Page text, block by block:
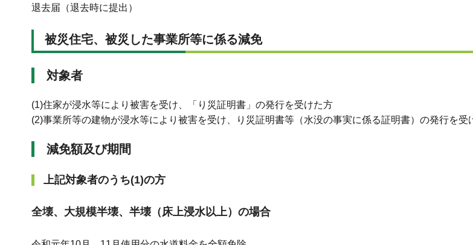
退去届（退去時に提出）
被災住宅、被災した事業所等に係る減免
対象者
(1)住家が浸水等により被害を受け、「り災証明書」の発行を受けた方
(2)事業所等の建物が浸水等により被害を受け、り災証明書等（水没の事実に係る証明書）の発行を受
減免額及び期間
上記対象者のうち(1)の方
全壊、大規模半壊、半壊（床上浸水以上）の場合